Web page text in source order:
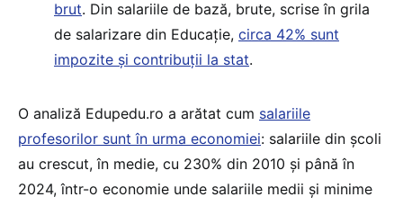
brut. Din salariile de bază, brute, scrise în grila
de salarizare din Educație, circa 42% sunt
impozite și contribuții la stat.
O analiză Edupedu.ro a arătat cum salariile
profesorilor sunt în urma economiei: salariile din școli
au crescut, în medie, cu 230% din 2010 și până în
2024, într-o economie unde salariile medii și minime